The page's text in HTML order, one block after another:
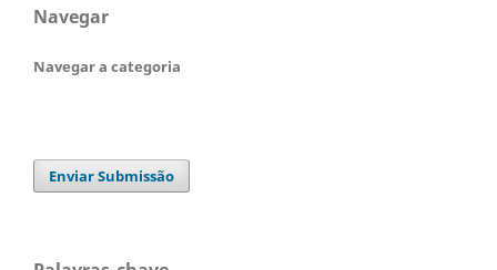
Navegar
Navegar a categoria
Enviar Submissão